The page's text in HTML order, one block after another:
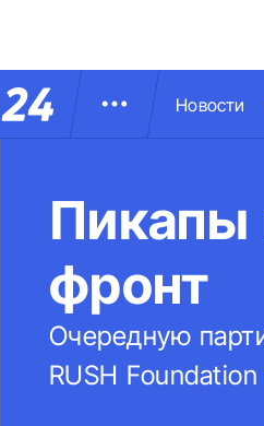
Новости
Пикапы
фронт
Очередную
RUSH